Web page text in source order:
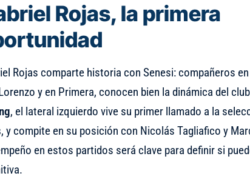
Rojas, la primera
Rojas comparte historia con Senesi: compañeros
y en Primera, conocen bien la dinámica del
, el lateral izquierdo vive su primer llamado a la
y compite en su posición con Nicolás Tagliafico y
en estos partidos será clave para definir si